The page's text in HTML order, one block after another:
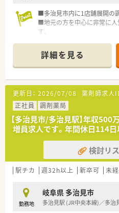
■多治見市内に1店舗展開の
■地元の方を中心に非常に
す。
す。
■患者様対応のみならず従
ります。
詳細を見る
更新日： 2026/07/08 薬剤師求人
正社員
調剤薬局
【多治見市/多治見駅】年収
増員求人です。年間休日114
検討リ
駅チカ 週32h以上 新卒可 未
勤務地
岐阜県 多治見市
多治見駅 (JR中央本線)／多治